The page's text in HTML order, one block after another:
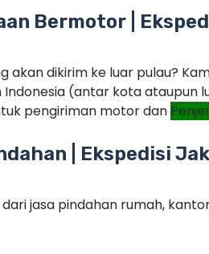
Bermotor |
akan dikirim ke luar pulau?
(antar kota ataupun
pengiriman motor dan
| Ekspedisi
jasa pindahan rumah,